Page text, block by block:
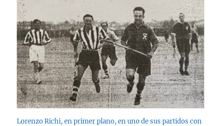
Lorenzo Richi, en primer plano, en uno de sus partidos con